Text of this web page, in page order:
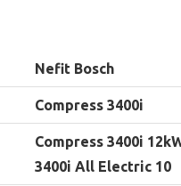
Nefit Bosch
Compress 3400i
Compress 3400i
3400i All Electric 10